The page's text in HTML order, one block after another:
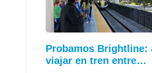
Probamos Brightline:
viajar en tren entre…